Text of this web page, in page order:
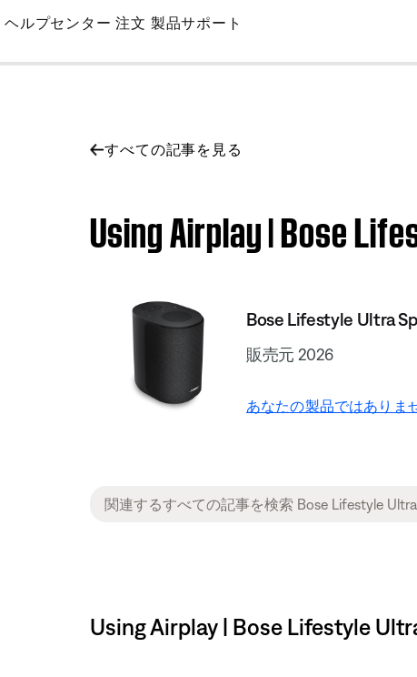
Skip
Main
ヘルプセンター 注文 製品サポート
すべての記事を見る
Using Airplay | Bose
Bose Lifestyle Ultra
販売元 2026
あなたの製品ではありま
Using Airplay | Bose Lifestyle